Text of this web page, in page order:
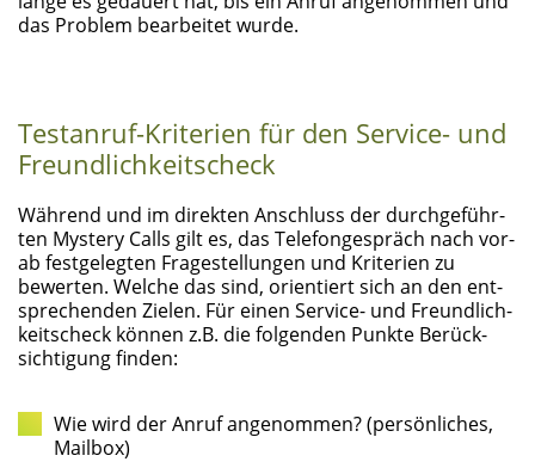
das Pro­blem bear­bei­tet wurde.
Test­an­ruf-Kri­te­ri­en für den Ser­vice- und
Freundlichkeitscheck
Wäh­rend und im direk­ten Anschluss der durch­ge­führ­
ten Mys­tery Calls gilt es, das Tele­fon­ge­spräch nach vor­
ab fest­ge­leg­ten Fra­ge­stel­lun­gen und Kri­te­ri­en zu
bewer­ten. Wel­che das sind, ori­en­tiert sich an den ent­
spre­chen­den Zie­len. Für einen Ser­vice- und Freund­lich­
keits­check kön­nen z.B. die fol­gen­den Punk­te Berück­
sich­ti­gung finden:
Wie wird der Anruf ange­nom­men? (per­sön­li­ches,
Mailbox)